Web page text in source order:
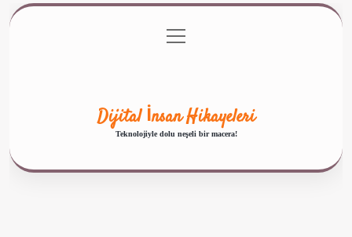
Gizlilik Politikası
menüyü
aç
Dijital İnsan Hikayeleri
Teknolojiyle dolu neşeli bir macera!